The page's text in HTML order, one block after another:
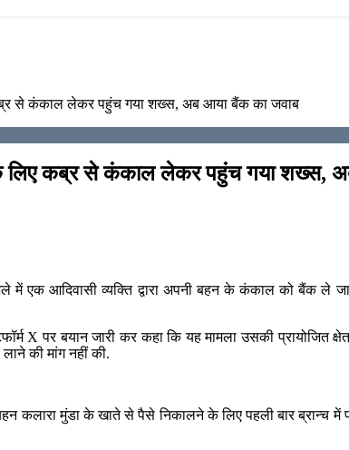
से कंकाल लेकर पहुंच गया शख्स, अब आया बैंक का जवाब
कब्र से कंकाल लेकर पहुंच गया शख्स,
एक आदिवासी व्यक्ति द्वारा अपनी बहन के कंकाल को बैंक ले
X पर बयान जारी कर कहा कि यह मामला उसकी
की मांग नहीं की.
कलारा मुंडा के खाते से पैसे निकालने के लिए पहली बार ब्रान्च में